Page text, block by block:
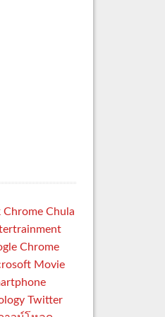
Chrome Chula
Chrome
Movie
Twitter